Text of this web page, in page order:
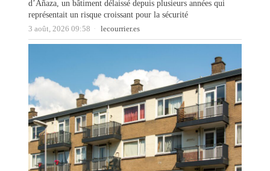
d’Añaza, un bâtiment délaissé depuis plusieurs années qui
représentait un risque croissant pour la sécurité
3 août, 2026 09:58 lecourrier.es